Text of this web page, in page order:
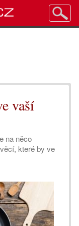
vaší
na něco
které by ve